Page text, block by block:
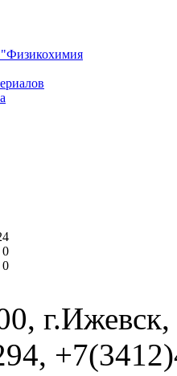
"Физикохимия
0
0